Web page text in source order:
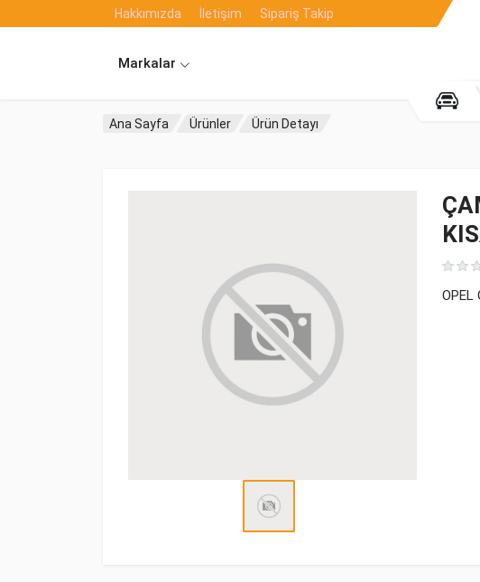
Hakkımızda İletişim Sipariş Takip
Markalar
Ana Sayfa Ürünler Ürün Detayı
OPEL